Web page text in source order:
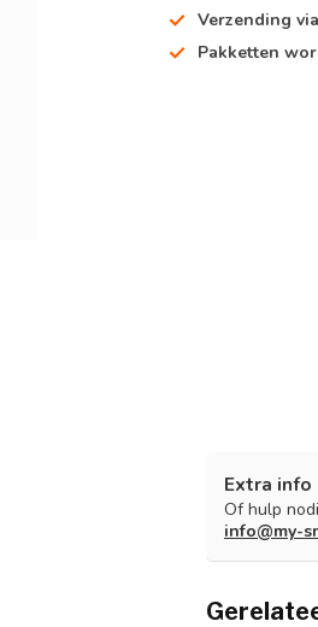
Verzending
Pakketten
Extra info
Of hulp
info@my-